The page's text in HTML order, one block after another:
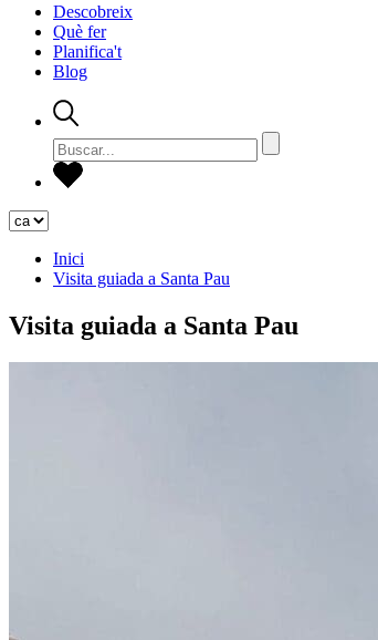
Descobreix
Què fer
Planifica't
Blog
Inici
Visita guiada a Santa Pau
Visita guiada a Santa Pau